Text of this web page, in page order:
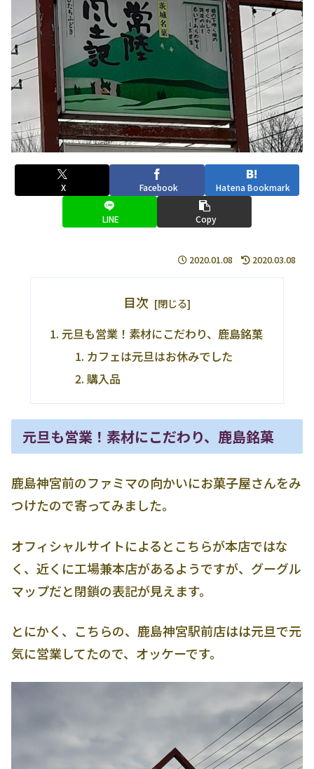
X Facebook Hatena Bookmark
LINE Copy
2020.01.08 2020.03.08
目次
元旦も営業！素材にこだわり、鹿島銘菓
カフェは元旦はお休みでした
購入品
元旦も営業！素材にこだわり、鹿島銘菓
鹿島神宮前のファミマの向かいにお菓子屋さんをみ
つけたので寄ってみました。
オフィシャルサイトによるとこちらが本店ではな
く、近くに工場兼本店があるようですが、グーグル
マップだと閉鎖の表記が見えます。
とにかく、こちらの、鹿島神宮駅前店はは元旦で元
気に営業してたので、オッケーです。